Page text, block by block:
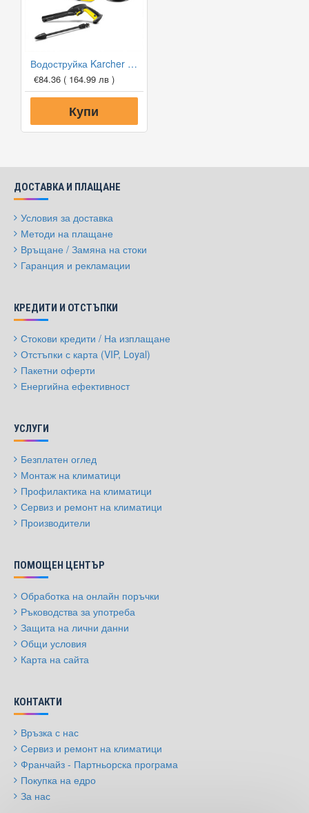
Водоструйка Karcher K2 OPP
€84.36 ( 164.99 лв )
Купи
ДОСТАВКА И ПЛАЩАНЕ
Условия за доставка
Методи на плащане
Връщане / Замяна на стоки
Гаранция и рекламации
КРЕДИТИ И ОТСТЪПКИ
Стокови кредити / На изплащане
Отстъпки с карта (VIP, Loyal)
Пакетни оферти
Енергийна ефективност
УСЛУГИ
Безплатен оглед
Монтаж на климатици
Профилактика на климатици
Сервиз и ремонт на климатици
Производители
ПОМОЩЕН ЦЕНТЪР
Обработка на онлайн поръчки
Ръководства за употреба
Защита на лични данни
Общи условия
Карта на сайта
КОНТАКТИ
Връзка с нас
Сервиз и ремонт на климатици
Франчайз - Партньорска програма
Покупка на едро
За нас